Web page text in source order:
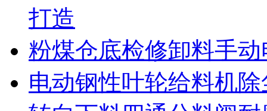
打造
粉煤仓底检修卸料手
电动钢性叶轮给料机